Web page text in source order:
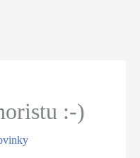
:-)